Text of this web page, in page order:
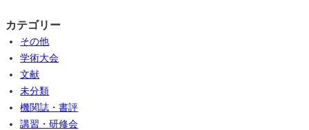
カテゴリー
その他
学術大会
文献
未分類
機関誌・書評
講習・研修会